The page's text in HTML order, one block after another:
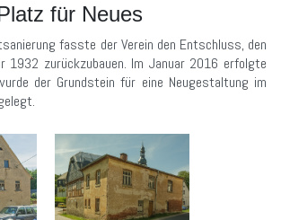
für Neues
fasste der Verein den Entschluss, den
1932 zurückzubauen. Im Januar 2016 erfolgte
der Grundstein für eine Neugestaltung im